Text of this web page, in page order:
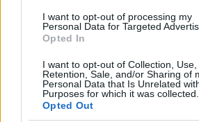
I want to opt-out of processing my
Personal Data for Targeted
Opted In
I want to opt-out of Collection, Use,
Retention, Sale, and/or Sharing of
Personal Data that Is Unrelated
Purposes for which it was collected.
Opted Out
Gazzetta. Ακολούθησέ μας και στο
ΔΙΑΒΑΣΕ ΑΚΟΜΗ:
Κάνααν: «Ένα πρωί ξύπνησα και το